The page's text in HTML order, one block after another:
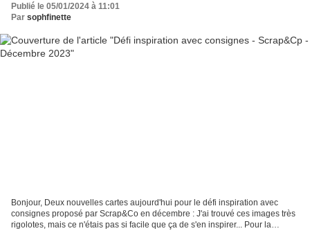
Publié le 05/01/2024 à 11:01
Par sophfinette
Bonjour, Deux nouvelles cartes aujourd'hui pour le défi inspiration avec
consignes proposé par Scrap&Co en décembre : J'ai trouvé ces images très
rigolotes, mais ce n'étais pas si facile que ça de s'en inspirer... Pour la